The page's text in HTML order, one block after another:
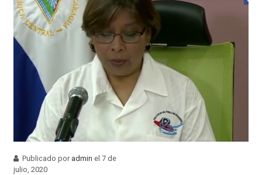
Publicado por admin el 7 de
julio, 2020